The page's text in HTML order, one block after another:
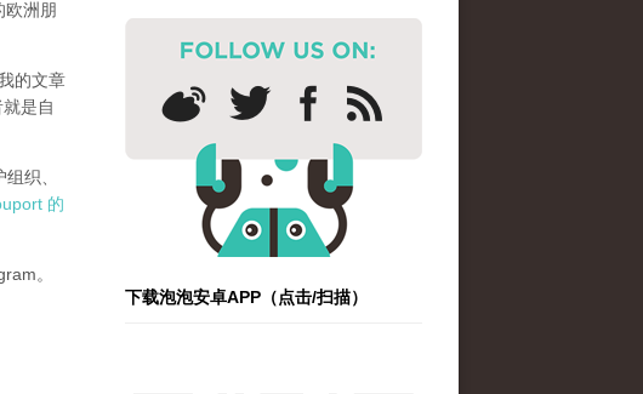
欧洲朋
的文章
是自
织、
的
。
下载泡泡安卓APP（点击/扫描）